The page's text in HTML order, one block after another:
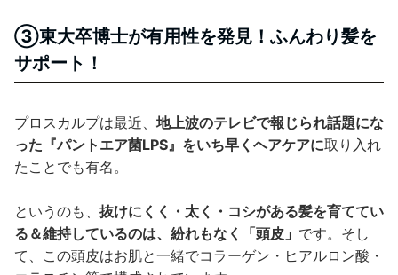
③東大卒博士が有用性を発見！ふんわり髪を
サポート！
プロスカルプは最近、 地上波のテレビで報じられ話題にな
った『パントエア菌LPS』をいち早くヘアケアに取り入れ
たことでも有名。
というのも、 抜けにくく・太く・コシがある髪を育ててい
る＆維持しているのは、紛れもなく「頭皮」 です。そし
て、この頭皮はお肌と一緒でコラーゲン・ヒアルロン酸・